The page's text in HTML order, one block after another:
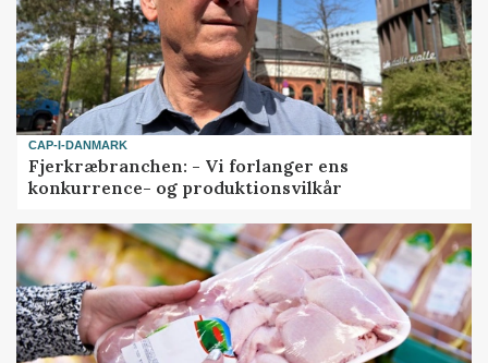
CAP-I-DANMARK
Fjerkræbranchen: - Vi forlanger ens
konkurrence- og produktionsvilkår